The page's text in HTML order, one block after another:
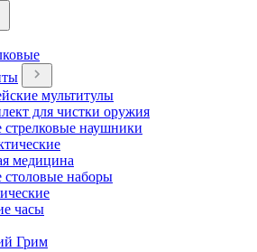
мультитулы
для чистки оружия
стрелковые наушники
медицина
столовые наборы
часы
Грим